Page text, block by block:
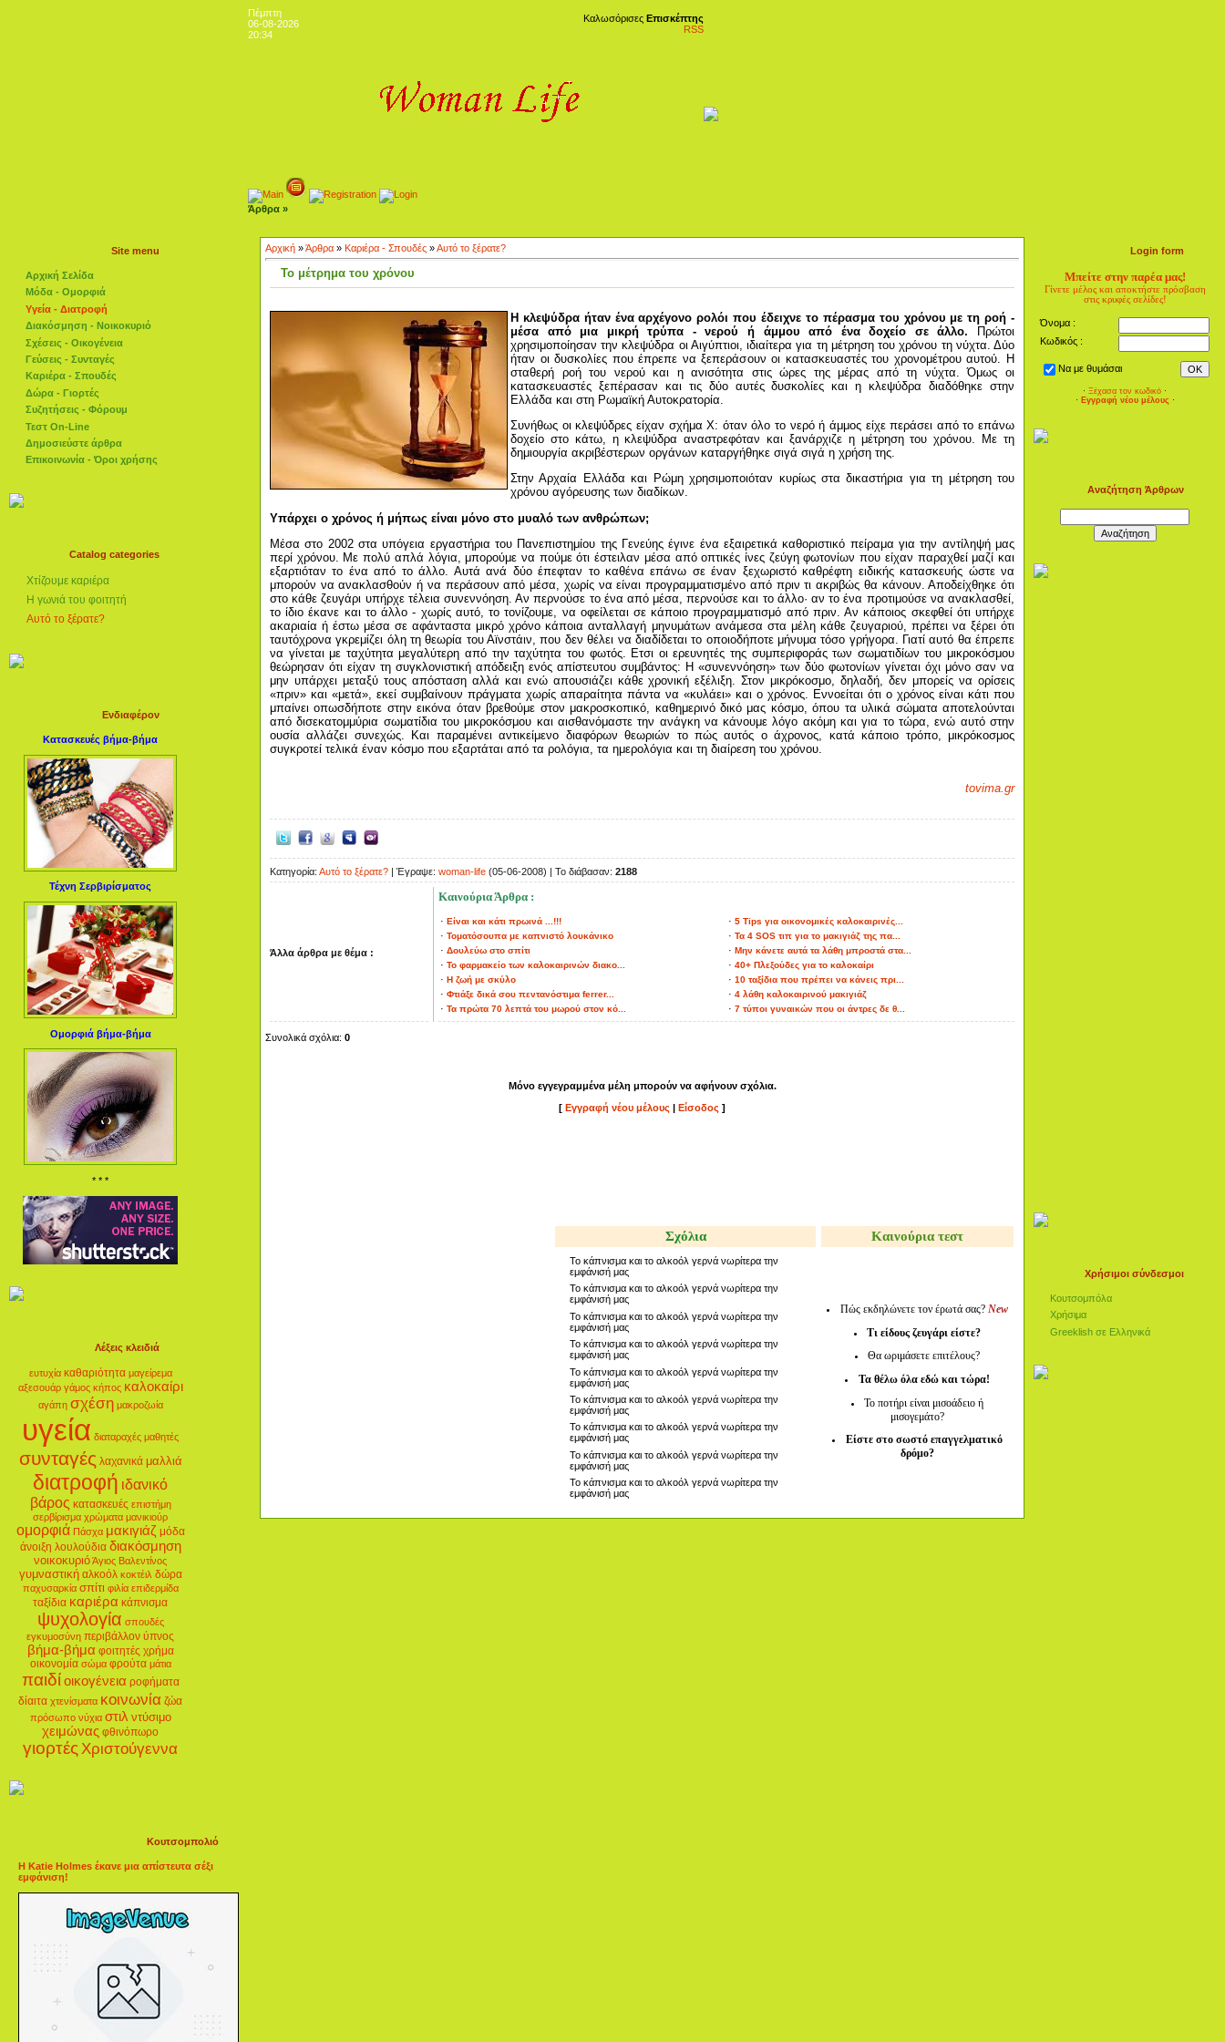
Πέμπτη
06-08-2026
20:34
Καλωσόρισες Επισκέπτης
RSS
Άρθρα »
Site menu
Αρχική Σελίδα
Μόδα - Ομορφιά
Υγεία - Διατροφή
Διακόσμηση - Νοικοκυριό
Σχέσεις - Οικογένεια
Γεύσεις - Συνταγές
Καριέρα - Σπουδές
Δώρα - Γιορτές
Συζητήσεις - Φόρουμ
Τεστ On-Line
Δημοσιεύστε άρθρα
Επικοινωνία - Όροι χρήσης
Catalog categories
Χτίζουμε καριέρα
Η γωνιά του φοιτητή
Αυτό το ξέρατε?
Ενδιαφέρον
Κατασκευές βήμα-βήμα
Τέχνη Σερβιρίσματος
Ομορφιά βήμα-βήμα
* * *
Λέξεις κλειδιά
ευτυχία καθαριότητα μαγείρεμα
αξεσουάρ γάμος κήπος καλοκαίρι
αγάπη σχέση μακροζωία
υγεία διαταραχές μαθητές
συνταγές λαχανικά μαλλιά
διατροφή ιδανικό
βάρος κατασκευές επιστήμη
σερβίρισμα χρώματα μανικιούρ
ομορφιά Πάσχα μακιγιάζ μόδα
άνοιξη λουλούδια διακόσμηση
νοικοκυριόΆγιος Βαλεντίνος
γυμναστική αλκοόλ κοκτέιλ δώρα
παχυσαρκία σπίτι φιλία επιδερμίδα
ταξίδια καριέρα κάπνισμα
ψυχολογία σπουδές
εγκυμοσύνη περιβάλλον ύπνος
βήμα-βήμα φοιτητές χρήμα
οικονομία σώμα φρούτα μάτια
παιδί οικογένεια ροφήματα
δίαιτα χτενίσματα κοινωνία ζώα
πρόσωπο νύχια στιλ ντύσιμο
χειμώνας φθινόπωρο
γιορτές Χριστούγεννα
Κουτσομπολιό
Η Katie Holmes έκανε μια απίστευτα σέξι
εμφάνιση!
Αρχική »Άρθρα » Καριέρα - Σπουδές »Αυτό το ξέρατε?
Το μέτρημα του χρόνου
Η κλεψύδρα ήταν ένα αρχέγονο ρολόι που έδειχνε το πέρασμα του χρόνου με τη ροή -
μέσα από μια μικρή τρύπα - νερού ή άμμου από ένα δοχείο σε άλλο. Πρώτοι
χρησιμοποίησαν την κλεψύδρα οι Αιγύπτιοι, ιδιαίτερα για τη μέτρηση του χρόνου τη νύχτα. Δύο
ήταν οι δυσκολίες που έπρεπε να ξεπεράσουν οι κατασκευαστές του χρονομέτρου αυτού. Η
σταθερή ροή του νερού και η ανισότητα στις ώρες της μέρας από τη νύχτα. Όμως οι
κατασκευαστές ξεπέρασαν και τις δύο αυτές δυσκολίες και η κλεψύδρα διαδόθηκε στην
Ελλάδα και στη Ρωμαϊκή Αυτοκρατορία.
Συνήθως οι κλεψύδρες είχαν σχήμα Χ: όταν όλο το νερό ή άμμος είχε περάσει από το επάνω
δοχείο στο κάτω, η κλεψύδρα αναστρεφόταν και ξανάρχιζε η μέτρηση του χρόνου. Με τη
δημιουργία ακριβέστερων οργάνων καταργήθηκε σιγά σιγά η χρήση της.
Στην Αρχαία Ελλάδα και Ρώμη χρησιμοποιόταν κυρίως στα δικαστήρια για τη μέτρηση του
χρόνου αγόρευσης των διαδίκων.
Υπάρχει ο χρόνος ή μήπως είναι μόνο στο μυαλό των ανθρώπων;
Μέσα στο 2002 στα υπόγεια εργαστήρια του Πανεπιστημίου της Γενεύης έγινε ένα εξαιρετικά καθοριστικό πείραμα για την αντίληψή μας
περί χρόνου. Με πολύ απλά λόγια, μπορούμε να πούμε ότι έστειλαν μέσα από οπτικές ίνες ζεύγη φωτονίων που είχαν παραχθεί μαζί και
εξαρτιόταν το ένα από το άλλο. Αυτά ανά δύο έπεφταν το καθένα επάνω σε έναν ξεχωριστό καθρέφτη ειδικής κατασκευής ώστε να
μπορούν να ανακλασθούν ή να περάσουν από μέσα, χωρίς να είναι προγραμματισμένο από πριν τι ακριβώς θα κάνουν. Αποδείχθηκε ότι
στο κάθε ζευγάρι υπήρχε τέλεια συνεννόηση. Αν περνούσε το ένα από μέσα, περνούσε και το άλλο· αν το ένα προτιμούσε να ανακλασθεί,
το ίδιο έκανε και το άλλο - χωρίς αυτό, το τονίζουμε, να οφείλεται σε κάποιο προγραμματισμό από πριν. Αν κάποιος σκεφθεί ότι υπήρχε
ακαριαία ή έστω μέσα σε αφάνταστα μικρό χρόνο κάποια ανταλλαγή μηνυμάτων ανάμεσα στα μέλη κάθε ζευγαριού, πρέπει να ξέρει ότι
ταυτόχρονα γκρεμίζει όλη τη θεωρία του Αϊνστάιν, που δεν θέλει να διαδίδεται το οποιοδήποτε μήνυμα τόσο γρήγορα. Γιατί αυτό θα έπρεπε
να γίνεται με ταχύτητα μεγαλύτερη από την ταχύτητα του φωτός. Ετσι οι ερευνητές της συμπεριφοράς των σωματιδίων του μικροκόσμου
θεώρησαν ότι είχαν τη συγκλονιστική απόδειξη ενός απίστευτου συμβάντος: H «συνεννόηση» των δύο φωτονίων γίνεται όχι μόνο σαν να
μην υπάρχει μεταξύ τους απόσταση αλλά και ενώ απουσιάζει κάθε χρονική εξέλιξη. Στον μικρόκοσμο, δηλαδή, δεν μπορείς να ορίσεις
«πριν» και «μετά», εκεί συμβαίνουν πράγματα χωρίς απαραίτητα πάντα να «κυλάει» και ο χρόνος. Εννοείται ότι ο χρόνος είναι κάτι που
μπαίνει οπωσδήποτε στην εικόνα όταν βρεθούμε στον μακροσκοπικό, καθημερινό δικό μας κόσμο, όπου τα υλικά σώματα αποτελούνται
από δισεκατομμύρια σωματίδια του μικροκόσμου και αισθανόμαστε την ανάγκη να κάνουμε λόγο ακόμη και για το τώρα, ενώ αυτό στην
ουσία αλλάζει συνεχώς. Και παραμένει αντικείμενο διαφόρων θεωριών το πώς αυτός ο άχρονος, κατά κάποιο τρόπο, μικρόκοσμος
συγκροτεί τελικά έναν κόσμο που εξαρτάται από τα ρολόγια, τα ημερολόγια και τη διαίρεση του χρόνου.
tovima.gr
Κατηγορία: Αυτό το ξέρατε? | Έγραψε: woman-life (05-06-2008) | Το διάβασαν: 2188
Άλλα άρθρα με θέμα :
Καινούρια Άρθρα :
· Είναι και κάτι πρωινά ...!!! · 5 Tips για οικονομικές καλοκαιρινές...
· Τοματόσουπα με καπνιστό λουκάνικο · Τα 4 SOS τιπ για το μακιγιάζ της πα...
· Δουλεύω στο σπίτι · Μην κάνετε αυτά τα λάθη μπροστά στα...
· Το φαρμακείο των καλοκαιρινών διακο... · 40+ Πλεξούδες για το καλοκαίρι
· Η ζωή με σκύλο · 10 ταξίδια που πρέπει να κάνεις πρι...
· Φτιάξε δικά σου πεντανόστιμα ferrer... · 4 λάθη καλοκαιρινού μακιγιάζ
· Τα πρώτα 70 λεπτά του μωρού στον κό... · 7 τύποι γυναικών που οι άντρες δε θ...
Συνολικά σχόλια: 0
Μόνο εγγεγραμμένα μέλη μπορούν να αφήνουν σχόλια.
[ Εγγραφή νέου μέλους | Είσοδος ]
Σχόλια Καινούρια τεστ
Το κάπνισμα και το αλκοόλ γερνά νωρίτερα την
εμφάνισή μας
Το κάπνισμα και το αλκοόλ γερνά νωρίτερα την
εμφάνισή μας
Το κάπνισμα και το αλκοόλ γερνά νωρίτερα την
εμφάνισή μας
Το κάπνισμα και το αλκοόλ γερνά νωρίτερα την
εμφάνισή μας
Το κάπνισμα και το αλκοόλ γερνά νωρίτερα την
εμφάνισή μας
Το κάπνισμα και το αλκοόλ γερνά νωρίτερα την
εμφάνισή μας
Το κάπνισμα και το αλκοόλ γερνά νωρίτερα την
εμφάνισή μας
Το κάπνισμα και το αλκοόλ γερνά νωρίτερα την
εμφάνισή μας
Το κάπνισμα και το αλκοόλ γερνά νωρίτερα την
εμφάνισή μας
Πώς εκδηλώνετε τον έρωτά σας? New
Τι είδους ζευγάρι είστε?
Θα ωριμάσετε επιτέλους?
Τα θέλω όλα εδώ και τώρα!
Το ποτήρι είναι μισοάδειο ή
μισογεμάτο?
Είστε στο σωστό επαγγελματικό
δρόμο?
Login form
Μπείτε στην παρέα μας!
Γίνετε μέλος και αποκτήστε πρόσβαση
στις κρυφές σελίδες!
Όνομα :
Κωδικός :
Να με θυμάσαι
· Ξέχασα τον κωδικό ·
· Εγγραφή νέου μέλους ·
Αναζήτηση Άρθρων
Χρήσιμοι σύνδεσμοι
Κουτσομπόλα
Χρήσιμα
Greeklish σε Ελληνικά